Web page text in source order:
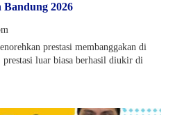
Bandung 2026
prestasi membanggakan di
luar biasa berhasil diukir di